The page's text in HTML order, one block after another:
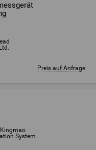
Preis auf Anfrage
System